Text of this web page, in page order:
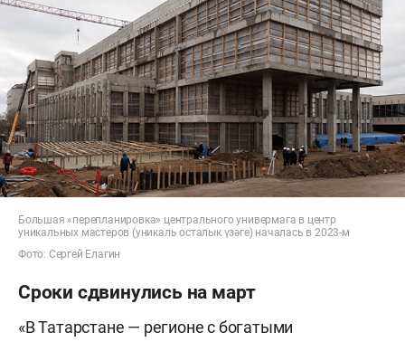
Большая «перепланировка» центрального универмага в центр
уникальных мастеров (уникаль осталык үзәге) началась в 2023-м
Фото: Сергей Елагин
Сроки сдвинулись на март
«В Татарстане — регионе с богатыми